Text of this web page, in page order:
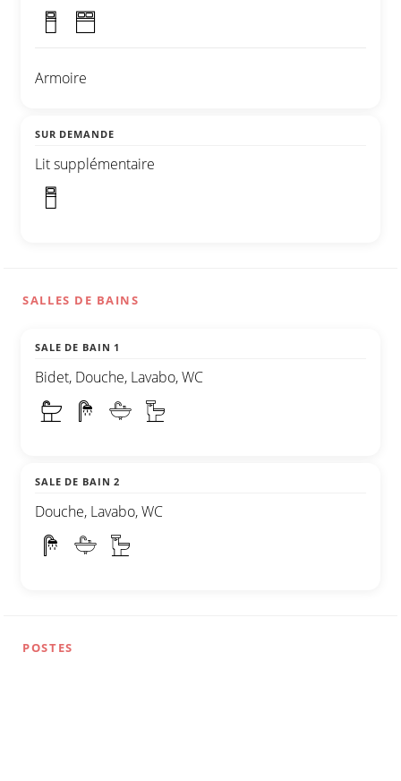
Armoire
SUR DEMANDE
Lit supplémentaire
SALLES DE BAINS
SALE DE BAIN 1
Bidet, Douche, Lavabo, WC
SALE DE BAIN 2
Douche, Lavabo, WC
POSTES